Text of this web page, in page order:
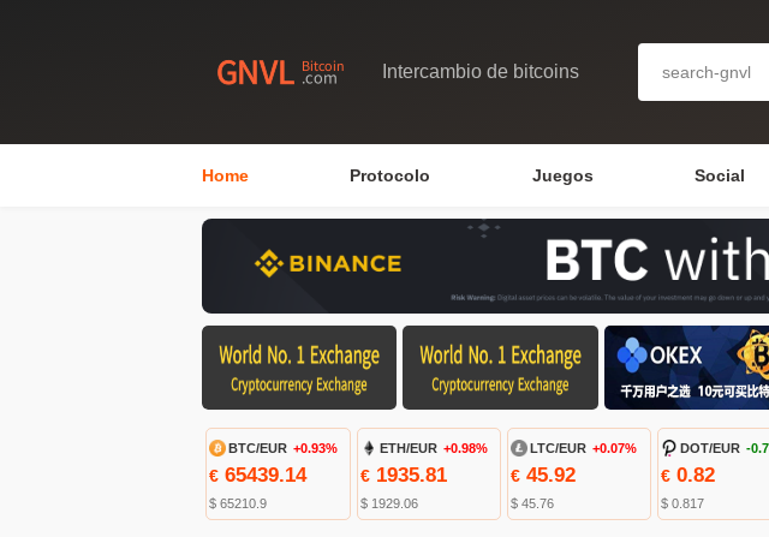
Intercambio de bitcoins
Home Protocolo Juegos Social
BTC/EUR +0.93%
€ 65439.14
$ 65210.9
ETH/EUR +0.98%
€1935.81
$ 1929.06
LTC/EUR +0.07%
€45.92
$ 45.76
DOT/EUR -
€0.82
$ 0.817